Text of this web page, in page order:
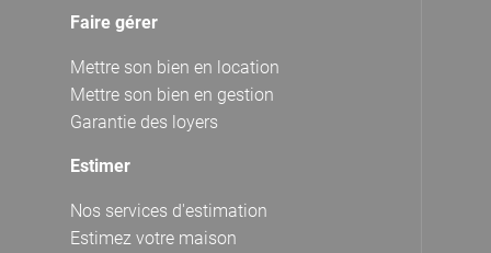
Faire gérer
Mettre son bien en location
Mettre son bien en gestion
Garantie des loyers
Estimer
Nos services d'estimation
Estimez votre maison